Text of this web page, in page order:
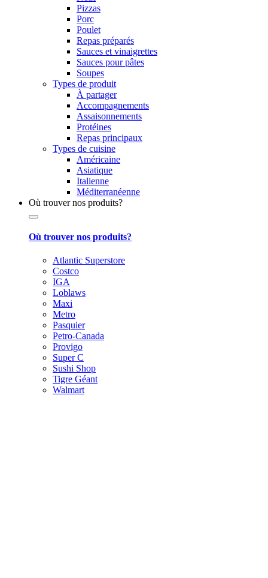
Pizzas
Porc
Poulet
Repas préparés
Sauces et vinaigrettes
Sauces pour pâtes
Soupes
Types de produit
À partager
Accompagnements
Assaisonnements
Protéines
Repas principaux
Types de cuisine
Américaine
Asiatique
Italienne
Méditerranéenne
Où trouver nos produits?
Où trouver nos produits?
Atlantic Superstore
Costco
IGA
Loblaws
Maxi
Metro
Pasquier
Petro-Canada
Provigo
Super C
Sushi Shop
Tigre Géant
Walmart